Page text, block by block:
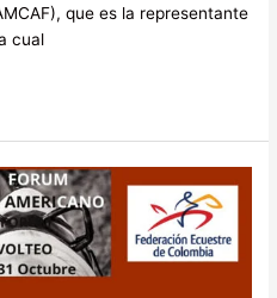
que es la representante
cual